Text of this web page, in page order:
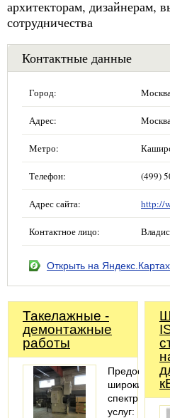
архитекторам, дизайнерам,
сотрудничества
Контактные данные
Город:
Адрес:
Метро:
Телефон: (499)
Адрес сайта: http://
Контактное лицо:
Открыть на Яндекс.Картах
Такелажные -
демонтажные
работы
широкий
спектр
услуг: